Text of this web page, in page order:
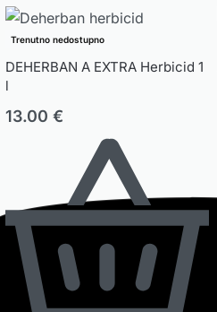
Trenutno nedostupno
DEHERBAN A EXTRA Herbicid 1
l
13.00€